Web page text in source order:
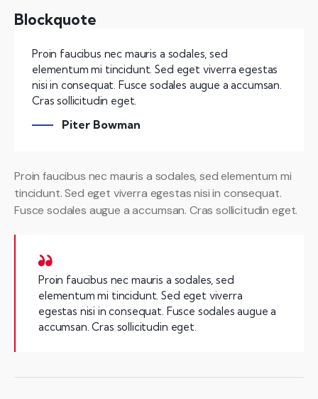
Blockquote
Proin faucibus nec mauris a sodales, sed
elementum mi tincidunt. Sed eget viverra egestas
nisi in consequat. Fusce sodales augue a accumsan.
Cras sollicitudin eget.
Piter Bowman
Proin faucibus nec mauris a sodales, sed elementum mi
tincidunt. Sed eget viverra egestas nisi in consequat.
Fusce sodales augue a accumsan. Cras sollicitudin eget.
Proin faucibus nec mauris a sodales, sed
elementum mi tincidunt. Sed eget viverra
egestas nisi in consequat. Fusce sodales augue a
accumsan. Cras sollicitudin eget.